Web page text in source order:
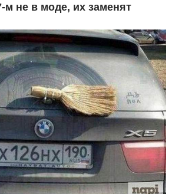
м не в моде, их заменят